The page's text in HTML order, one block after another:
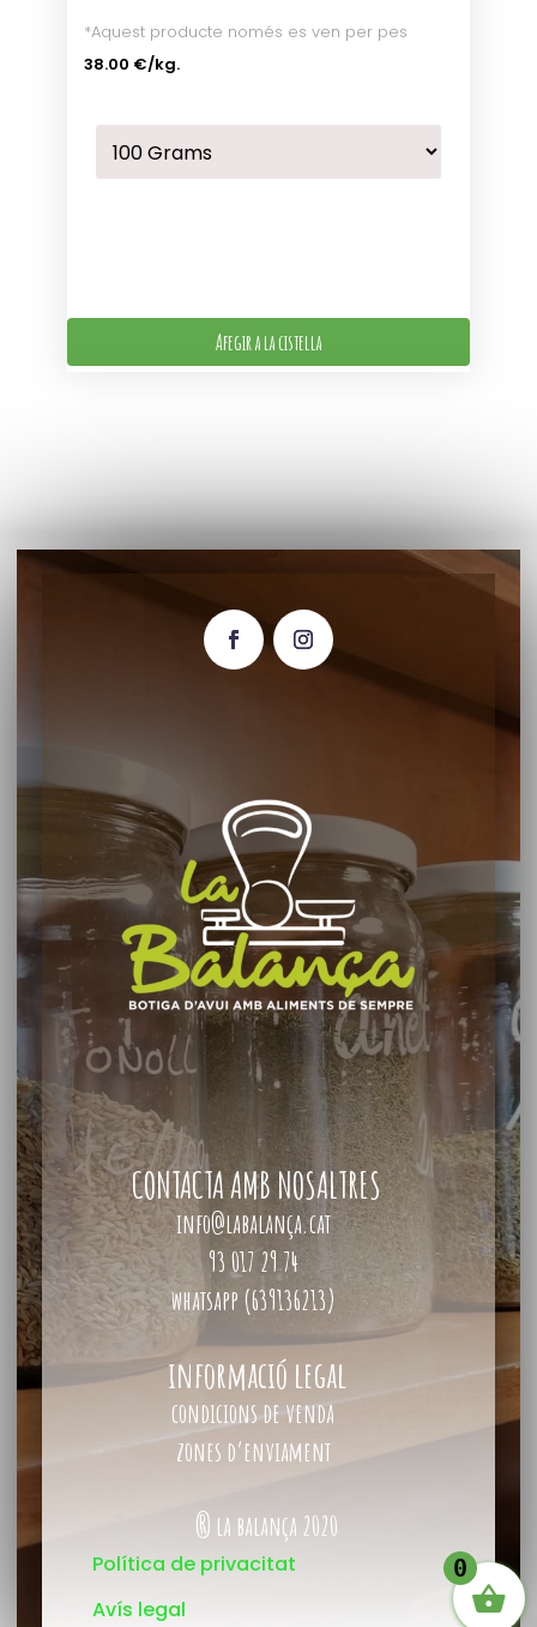
*Aquest producte només es ven per pes
38.00 €/kg.
Afegir a la cistella
CONTACTA AMB NOSALTRES
info@labalança.cat
93 017 29 74
whatsapp (639136213)
informació legal
condicions de venda
zones d’enviament
® la balança 2020
Política de privacitat
Avís legal
0